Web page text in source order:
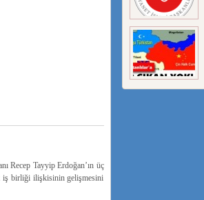
Recep Tayyip Erdoğan’ın üç
iş birliği ilişkisinin gelişmesini